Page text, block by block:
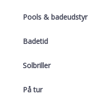
Pools & badeudstyr
Badetid
Solbriller
På tur